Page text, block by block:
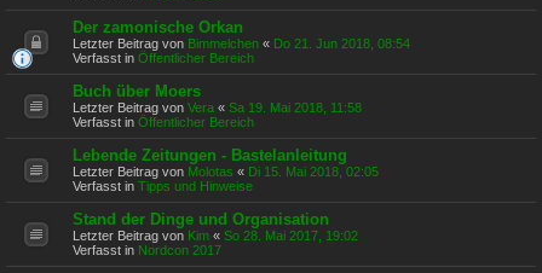
Der zamonische Orkan
Letzter Beitrag von Bimmelchen « Do 21. Jun 2018, 08:54
Verfasst in Öffentlicher Bereich
Buch über Moers
Letzter Beitrag von Vera « Sa 19. Mai 2018, 11:58
Verfasst in Öffentlicher Bereich
Lebende Zeitungen - Bastelanleitung
Letzter Beitrag von Molotas « Di 15. Mai 2018, 02:05
Verfasst in Tipps und Hinweise
Stand der Dinge und Organisation
Letzter Beitrag von Kim « So 28. Mai 2017, 19:02
Verfasst in Nordcon 2017